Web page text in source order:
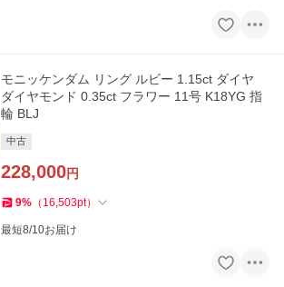
モニッケンダム リング ルビー 1.15ct ダイヤ
ダイヤモンド 0.35ct フラワー 11号 K18YG 指
輪 BLJ
中古
228,000円
9% （ 16,503pt）
最短8/10お届け